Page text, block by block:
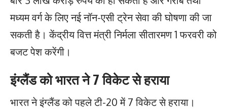
मध्यम वर्ग के लिए नई नॉन-एसी ट्रेन सेवा की घोषणा की जा
सकती है। केंद्रीय वित्त मंत्री निर्मला सीतारमण 1 फरवरी को
बजट पेश करेंगी।
इंग्लैंड को भारत ने 7 विकेट से हराया
भारत ने इंग्लैंड को पहले टी-20 में 7 विकेट से हराया।